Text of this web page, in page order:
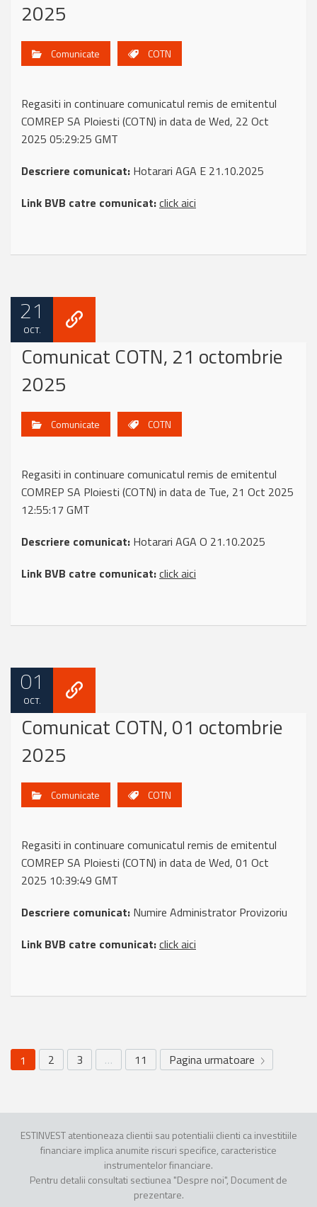
2025
Comunicate COTN
Regasiti in continuare comunicatul remis de emitentul
COMREP SA Ploiesti (COTN) in data de Wed, 22 Oct
2025 05:29:25 GMT
Descriere comunicat: Hotarari AGA E 21.10.2025
Link BVB catre comunicat:click aici
21
OCT.
Comunicat COTN, 21 octombrie
2025
Comunicate COTN
Regasiti in continuare comunicatul remis de emitentul
COMREP SA Ploiesti (COTN) in data de Tue, 21 Oct 2025
12:55:17 GMT
Descriere comunicat: Hotarari AGA O 21.10.2025
Link BVB catre comunicat:click aici
01
OCT.
Comunicat COTN, 01 octombrie
2025
Comunicate COTN
Regasiti in continuare comunicatul remis de emitentul
COMREP SA Ploiesti (COTN) in data de Wed, 01 Oct
2025 10:39:49 GMT
Descriere comunicat: Numire Administrator Provizoriu
Link BVB catre comunicat:click aici
1 2 3 … 11 Pagina urmatoare
ESTINVEST atentioneaza clientii sau potentialii clienti ca investitiile
financiare implica anumite riscuri specifice, caracteristice
instrumentelor financiare.
Pentru detalii consultati sectiunea "Despre noi", Document de
prezentare.